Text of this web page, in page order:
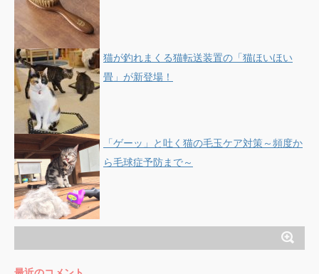
猫が釣れまくる猫転送装置の「猫ほいほい
畳」が新登場！
「ゲーッ」と吐く猫の毛玉ケア対策～頻度か
ら毛球症予防まで～